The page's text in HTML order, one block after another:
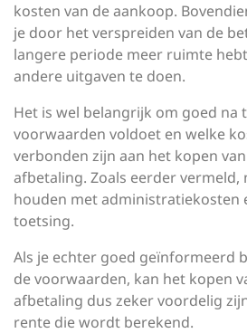
kosten van de aankoop.
je door het verspreiden van de
langere periode meer ruimte
andere uitgaven te doen.
Het is wel belangrijk om goed na
voorwaarden voldoet en welke
verbonden zijn aan het kopen
afbetaling. Zoals eerder vermeld,
houden met administratiekosten
toetsing.
Als je echter goed geïnformeerd
de voorwaarden, kan het kopen
afbetaling dus zeker voordelig
rente die wordt berekend.